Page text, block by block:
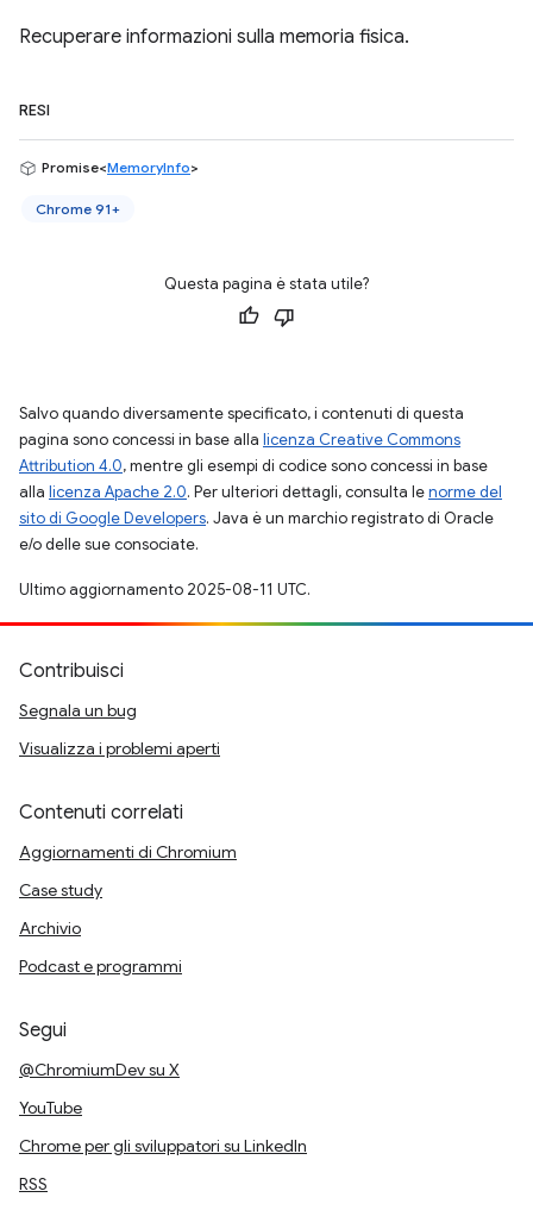
Recuperare informazioni sulla memoria fisica.
RESI
Promise<MemoryInfo>
Chrome 91+
Questa pagina è stata utile?
Salvo quando diversamente specificato, i contenuti di questa
pagina sono concessi in base alla licenza Creative Commons
Attribution 4.0, mentre gli esempi di codice sono concessi in base
alla licenza Apache 2.0. Per ulteriori dettagli, consulta lenorme del
sito di Google Developers. Java è un marchio registrato di Oracle
e/o delle sue consociate.
Ultimo aggiornamento 2025-08-11 UTC.
Contribuisci
Segnala un bug
Visualizza i problemi aperti
Contenuti correlati
Aggiornamenti di Chromium
Case study
Archivio
Podcast e programmi
Segui
@ChromiumDev su X
YouTube
Chrome per gli sviluppatori su LinkedIn
RSS